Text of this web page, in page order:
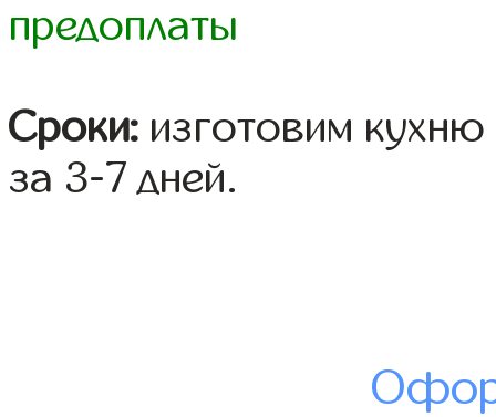
предоплаты
Сроки: изготовим
за 3-7 дней.